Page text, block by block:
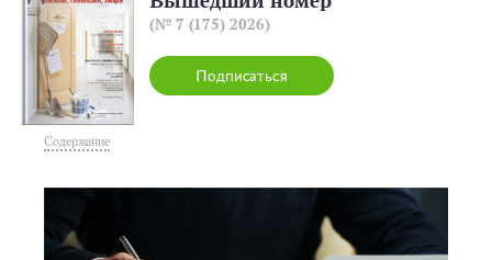
Содержание
Подписаться
(№ 7 (175) 2026)